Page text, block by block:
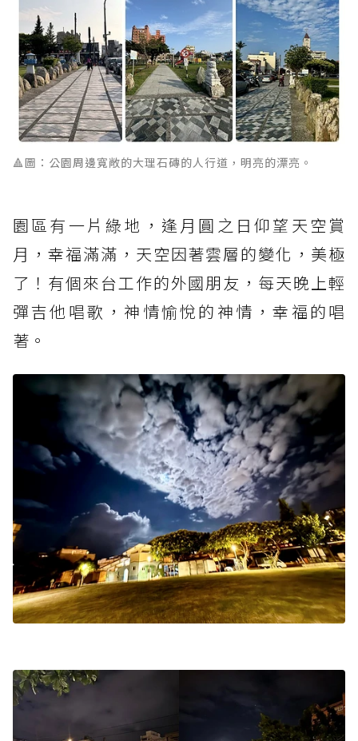
🔺圖：公園周邊寬敞的大理石磚的人行道，明亮的漂亮。
園區有一片綠地，逢月圓之日仰望天空賞
月，幸福滿滿，天空因著雲層的變化，美極
了！有個來台工作的外國朋友，每天晚上輕
彈吉他唱歌，神情愉悅的神情，幸福的唱
著。